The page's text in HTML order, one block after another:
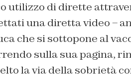
utilizzo di dirette
una diretta video –
che si sottopone al
sulla sua pagina,
la via della sobrietà